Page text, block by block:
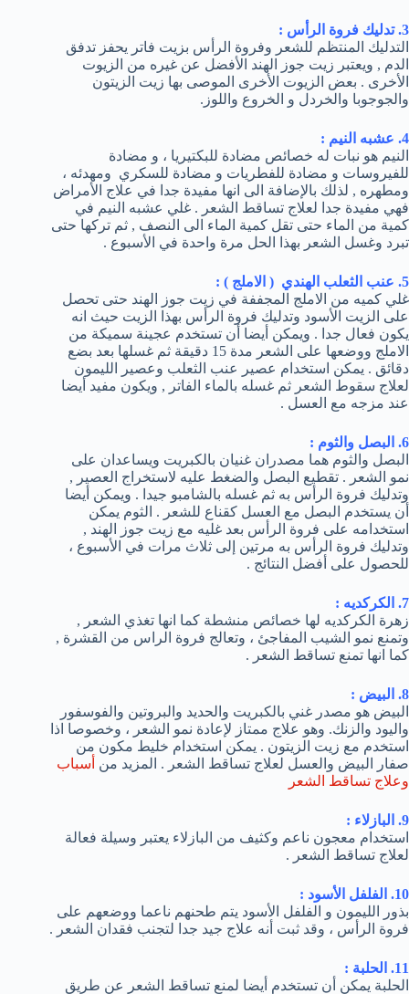
3. تدليك فروة الرأس :
التدليك المنتظم للشعر وفروة الرأس بزيت فاتر يحفز تدفق
الدم , ويعتبر زيت جوز الهند الأفضل عن غيره من الزيوت
الأخرى . بعض الزيوت الأخرى الموصى بها زيت الزيتون
والجوجوبا والخردل و الخروع واللوز.
4. عشبه النيم :
النيم هو نبات له خصائص مضادة للبكتيريا ، و مضادة
للفيروسات و مضادة للفطريات و مضادة للسكري ومهدئه ،
ومطهره , لذلك بالإضافة الى انها مفيدة جدا في علاج الأمراض
فهي مفيدة جدا لعلاج تساقط الشعر . غلي عشبه النيم في
كمية من الماء حتى تقل كمية الماء الى النصف , ثم تركها حتى
تبرد وغسل الشعر بهذا الحل مرة واحدة في الأسبوع .
5. عنب الثعلب الهندي ( الاملج ) :
غلي كميه من الاملج المجففة في زيت جوز الهند حتى تحصل
على الزيت الأسود وتدليك فروة الرأس بهذا الزيت حيث انه
يكون فعال جدا . ويمكن أيضا أن تستخدم عجينة سميكة من
الاملج ووضعها على الشعر مدة 15 دقيقة ثم غسلها بعد بضع
دقائق . يمكن استخدام عصير عنب الثعلب وعصير الليمون
لعلاج سقوط الشعر ثم غسله بالماء الفاتر , ويكون مفيد أيضا
عند مزجه مع العسل .
6. البصل والثوم :
البصل والثوم هما مصدران غنيان بالكبريت ويساعدان على
نمو الشعر . تقطيع البصل والضغط عليه لاستخراج العصير ,
وتدليك فروة الرأس به ثم غسله بالشامبو جيدا . ويمكن أيضا
أن يستخدم البصل مع العسل كقناع للشعر . الثوم يمكن
استخدامه على فروة الرأس بعد غليه مع زيت جوز الهند ,
وتدليك فروة الرأس به مرتين إلى ثلاث مرات في الأسبوع ،
للحصول على أفضل النتائج .
7. الكركديه :
زهرة الكركديه لها خصائص منشطة كما انها تغذي الشعر ,
وتمنع نمو الشيب المفاجئ ، وتعالج فروة الراس من القشرة ,
كما انها تمنع تساقط الشعر .
8. البيض :
البيض هو مصدر غني بالكبريت والحديد والبروتين والفوسفور
واليود والزنك. وهو علاج ممتاز لإعادة نمو الشعر ، وخصوصا اذا
استخدم مع زيت الزيتون . يمكن استخدام خليط مكون من
صفار البيض والعسل لعلاج تساقط الشعر . المزيد من أسباب
وعلاج تساقط الشعر
9. البازلاء :
استخدام معجون ناعم وكثيف من البازلاء يعتبر وسيلة فعالة
لعلاج تساقط الشعر .
10. الفلفل الأسود :
بذور الليمون و الفلفل الأسود يتم طحنهم ناعما ووضعهم على
فروة الرأس ، وقد ثبت أنه علاج جيد جدا لتجنب فقدان الشعر .
11. الحلبة :
الحلبة يمكن أن تستخدم أيضا لمنع تساقط الشعر عن طريق